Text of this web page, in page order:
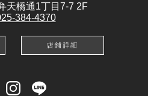
天橋通1丁目7-7 2F
384-4370